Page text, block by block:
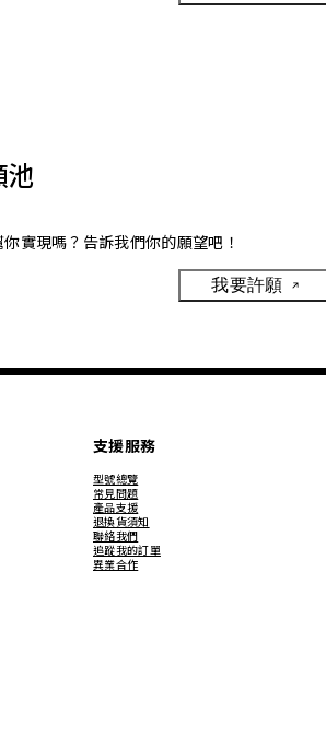
池
實現嗎？告訴我們你的願望吧！
我要許願
支援服務
型號總覽
常見問題
產品支援
退換貨須知
聯絡我們
追蹤我的訂單
異業合作